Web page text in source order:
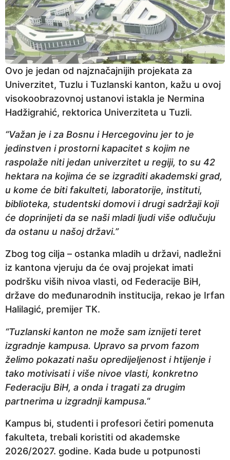
Ovo je jedan od najznačajnijih projekata za
Univerzitet, Tuzlu i Tuzlanski kanton, kažu u ovoj
visokoobrazovnoj ustanovi istakla je Nermina
Hadžigrahić, rektorica Univerziteta u Tuzli.
“Važan je i za Bosnu i Hercegovinu jer to je
jedinstven i prostorni kapacitet s kojim ne
raspolaže niti jedan univerzitet u regiji, to su 42
hektara na kojima će se izgraditi akademski grad,
u kome će biti fakulteti, laboratorije, instituti,
biblioteka, studentski domovi i drugi sadržaji koji
će doprinijeti da se naši mladi ljudi više odlučuju
da ostanu u našoj državi.”
Zbog tog cilja – ostanka mladih u državi, nadležni
iz kantona vjeruju da će ovaj projekat imati
podršku viših nivoa vlasti, od Federacije BiH,
države do međunarodnih institucija, rekao je Irfan
Halilagić, premijer TK.
“Tuzlanski kanton ne može sam iznijeti teret
izgradnje kampusa. Upravo sa prvom fazom
želimo pokazati našu opredijeljenost i htijenje i
tako motivisati i više nivoe vlasti, konkretno
Federaciju BiH, a onda i tragati za drugim
partnerima u izgradnji kampusa.“
Kampus bi, studenti i profesori četiri pomenuta
fakulteta, trebali koristiti od akademske
2026/2027. godine. Kada bude u potpunosti